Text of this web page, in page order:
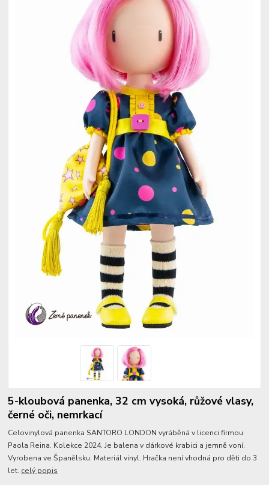
5-kloubová panenka, 32 cm vysoká, růžové vlasy,
černé oči, nemrkací
Celovinylová panenka SANTORO LONDON vyráběná v licenci firmou
Paola Reina. Kolekce 2024. Je balena v dárkové krabici a jemně voní.
Vyrobena ve Španělsku. Materiál vinyl. Hračka není vhodná pro děti do 3
let. celý popis